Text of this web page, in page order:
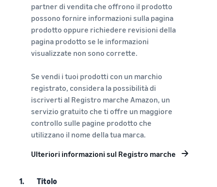
partner di vendita che offrono il prodotto
possono fornire informazioni sulla pagina
prodotto oppure richiedere revisioni della
pagina prodotto se le informazioni
visualizzate non sono corrette.
Se vendi i tuoi prodotti con un marchio
registrato, considera la possibilità di
iscriverti al Registro marche Amazon, un
servizio gratuito che ti offre un maggiore
controllo sulle pagine prodotto che
utilizzano il nome della tua marca.
Ulteriori informazioni sul Registro marche
1. Titolo